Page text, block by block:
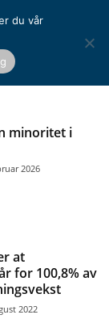
minoritet i
2026
at
for 100,8% av
2022
du vår